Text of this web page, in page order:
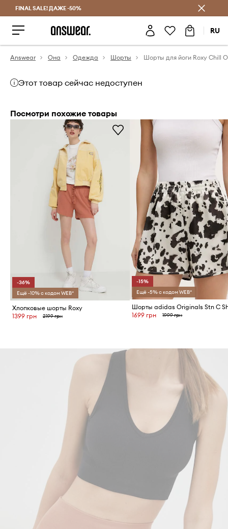
FINAL SALE! ДАЖЕ -50%
RU
Answear Она Одежда Шорты Шорты для йоги Roxy Chill
Этот товар сейчас недоступен
Посмотри похожие товары
-36%
Ещё -10% с кодом WEB*
Хлопковые шорты Roxy
1399 грн
2199 грн
-15%
Ещё -5% с кодом WEB*
Шорты adidas Originals Stn C
1699 грн
1999 грн